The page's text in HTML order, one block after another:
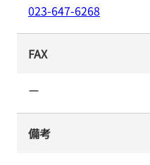
023-647-6268
FAX
ー
備考